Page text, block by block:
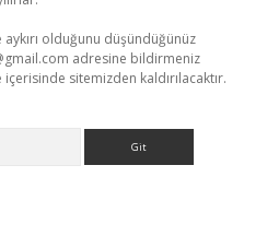
olduğunu düşündüğünüz
adresine bildirmeniz
sitemizden kaldırılacaktır.